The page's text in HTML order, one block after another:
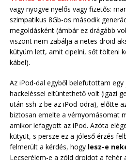
vagy nyögve nyelős vagy fizetős:
szimpatikus 8Gb-os második
megoldásként (ámbár ez drágább
viszont nem zabálja a netes droid
kütyüm lett, amit cipelni, sőt tölteni
kábel).
Az iPod-dal egyből belefutottam
hackeléssel eltüntethető volt (igazi
után ssh-z be az iPod-odra), előtte
biztosan emelte a vérnyomásomat
amikor lefagyott az iPod. Azóta
kütyüt, s persze ez a jóleső érzés
felmerült a kérdés, hogy lesz-e
Lecserélem-e a zöld droidot a fehér